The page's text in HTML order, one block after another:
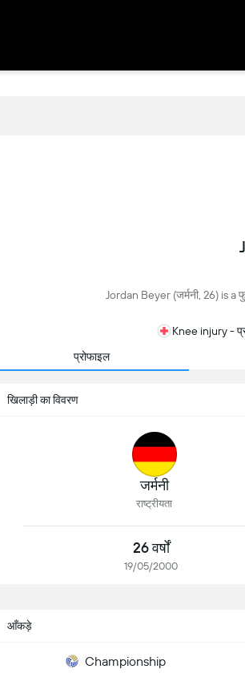
Jordan Beyer (जर्मनी, 26) is
Knee injury -
प्रोफाइल
खिलाड़ी का विवरण
जर्मनी
राष्ट्रीयता
26 वर्षों
19/05/2000
आँकड़े
Championship